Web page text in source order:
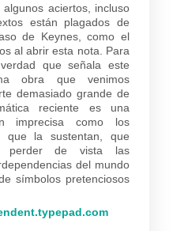
aciertos, incluso
están plagados de
de Keynes, como el
al abrir esta nota. Para
que señala este
obra que venimos
demasiado grande de
reciente es una
imprecisa como los
que la sustentan, que
perder de vista las
del mundo
símbolos pretenciosos